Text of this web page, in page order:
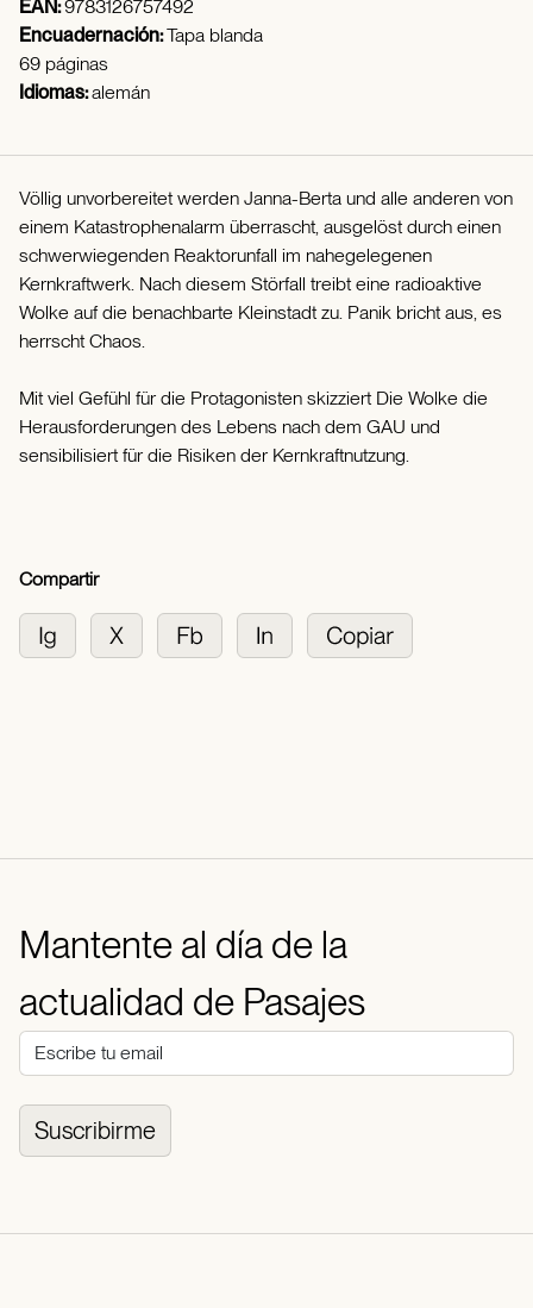
EAN:9783126757492
Encuadernación:Tapa blanda
69 páginas
Idiomas:alemán
Völlig unvorbereitet werden Janna-Berta und alle anderen von
einem Katastrophenalarm überrascht, ausgelöst durch einen
schwerwiegenden Reaktorunfall im nahegelegenen
Kernkraftwerk. Nach diesem Störfall treibt eine radioaktive
Wolke auf die benachbarte Kleinstadt zu. Panik bricht aus, es
herrscht Chaos.
Mit viel Gefühl für die Protagonisten skizziert Die Wolke die
Herausforderungen des Lebens nach dem GAU und
sensibilisiert für die Risiken der Kernkraftnutzung.
Compartir
Mantente al día de la
actualidad de Pasajes
Suscribirme